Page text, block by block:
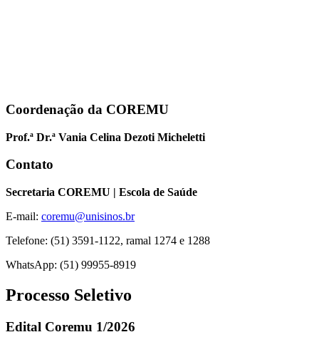
Coordenação da COREMU
Prof.ª Dr.ª Vania Celina Dezoti Micheletti
Contato
Secretaria COREMU | Escola de Saúde
E-mail: coremu@unisinos.br
Telefone: (51) 3591-1122, ramal 1274 e 1288
WhatsApp: (51) 99955-8919
Processo Seletivo
Edital Coremu 1/2026